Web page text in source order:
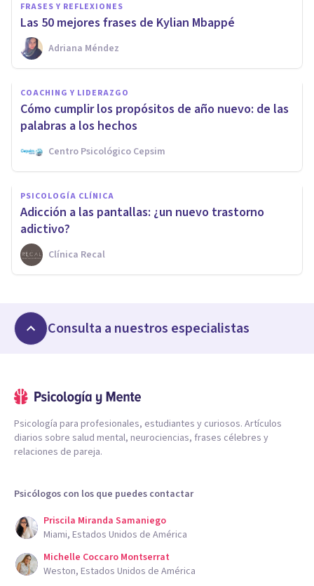
FRASES Y REFLEXIONES
Las 50 mejores frases de Kylian Mbappé
Adriana Méndez
COACHING Y LIDERAZGO
Cómo cumplir los propósitos de año nuevo: de las
palabras a los hechos
Centro Psicológico Cepsim
PSICOLOGÍA CLÍNICA
Adicción a las pantallas: ¿un nuevo trastorno
adictivo?
Clínica Recal
Consulta a nuestros especialistas
Psicología para profesionales, estudiantes y curiosos. Artículos
diarios sobre salud mental, neurociencias, frases célebres y
relaciones de pareja.
Psicólogos con los que puedes contactar
Priscila Miranda Samaniego
Miami, Estados Unidos de América
Michelle Coccaro Montserrat
Weston, Estados Unidos de América